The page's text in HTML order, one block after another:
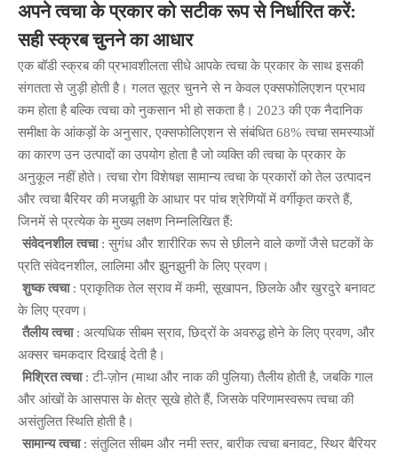
अपने त्वचा के प्रकार को सटीक रूप से निर्धारित करें:
सही स्क्रब चुनने का आधार
एक बॉडी स्क्रब की प्रभावशीलता सीधे आपके त्वचा के प्रकार के साथ इसकी
संगतता से जुड़ी होती है। गलत सूत्र चुनने से न केवल एक्सफोलिएशन प्रभाव
कम होता है बल्कि त्वचा को नुकसान भी हो सकता है। 2023 की एक नैदानिक
समीक्षा के आंकड़ों के अनुसार, एक्सफोलिएशन से संबंधित 68% त्वचा समस्याओं
का कारण उन उत्पादों का उपयोग होता है जो व्यक्ति की त्वचा के प्रकार के
अनुकूल नहीं होते। त्वचा रोग विशेषज्ञ सामान्य त्वचा के प्रकारों को तेल उत्पादन
और त्वचा बैरियर की मजबूती के आधार पर पांच श्रेणियों में वर्गीकृत करते हैं,
जिनमें से प्रत्येक के मुख्य लक्षण निम्नलिखित हैं:
संवेदनशील त्वचा : सुगंध और शारीरिक रूप से छीलने वाले कणों जैसे घटकों के
प्रति संवेदनशील, लालिमा और झुनझुनी के लिए प्रवण।
शुष्क त्वचा : प्राकृतिक तेल स्राव में कमी, सूखापन, छिलके और खुरदुरे बनावट
के लिए प्रवण।
तैलीय त्वचा : अत्यधिक सीबम स्राव, छिद्रों के अवरुद्ध होने के लिए प्रवण, और
अक्सर चमकदार दिखाई देती है।
मिश्रित त्वचा : टी-ज़ोन (माथा और नाक की पुलिया) तैलीय होती है, जबकि गाल
और आंखों के आसपास के क्षेत्र सूखे होते हैं, जिसके परिणामस्वरूप त्वचा की
असंतुलित स्थिति होती है।
सामान्य त्वचा : संतुलित सीबम और नमी स्तर, बारीक त्वचा बनावट, स्थिर बैरियर